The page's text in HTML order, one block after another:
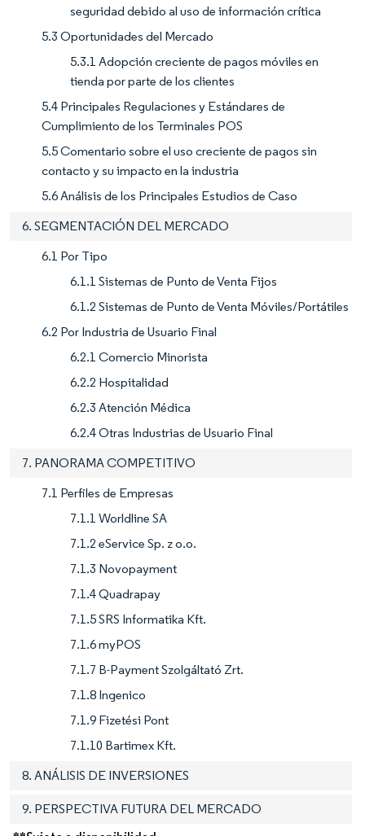
seguridad debido al uso de información crítica
5.3 Oportunidades del Mercado
5.3.1 Adopción creciente de pagos móviles en
tienda por parte de los clientes
5.4 Principales Regulaciones y Estándares de
Cumplimiento de los Terminales POS
5.5 Comentario sobre el uso creciente de pagos sin
contacto y su impacto en la industria
5.6 Análisis de los Principales Estudios de Caso
6. SEGMENTACIÓN DEL MERCADO
6.1 Por Tipo
6.1.1 Sistemas de Punto de Venta Fijos
6.1.2 Sistemas de Punto de Venta Móviles/Portátiles
6.2 Por Industria de Usuario Final
6.2.1 Comercio Minorista
6.2.2 Hospitalidad
6.2.3 Atención Médica
6.2.4 Otras Industrias de Usuario Final
7. PANORAMA COMPETITIVO
7.1 Perfiles de Empresas
7.1.1 Worldline SA
7.1.2 eService Sp. z o.o.
7.1.3 Novopayment
7.1.4 Quadrapay
7.1.5 SRS Informatika Kft.
7.1.6 myPOS
7.1.7 B-Payment Szolgáltató Zrt.
7.1.8 Ingenico
7.1.9 Fizetési Pont
7.1.10 Bartimex Kft.
8. ANÁLISIS DE INVERSIONES
9. PERSPECTIVA FUTURA DEL MERCADO